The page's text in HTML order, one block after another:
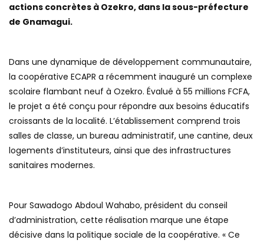
actions concrètes à Ozekro, dans la sous-préfecture
de Gnamagui.
Dans une dynamique de développement communautaire,
la coopérative ECAPR a récemment inauguré un complexe
scolaire flambant neuf à Ozekro. Évalué à 55 millions FCFA,
le projet a été conçu pour répondre aux besoins éducatifs
croissants de la localité. L’établissement comprend trois
salles de classe, un bureau administratif, une cantine, deux
logements d’instituteurs, ainsi que des infrastructures
sanitaires modernes.
Pour Sawadogo Abdoul Wahabo, président du conseil
d’administration, cette réalisation marque une étape
décisive dans la politique sociale de la coopérative. « Ce